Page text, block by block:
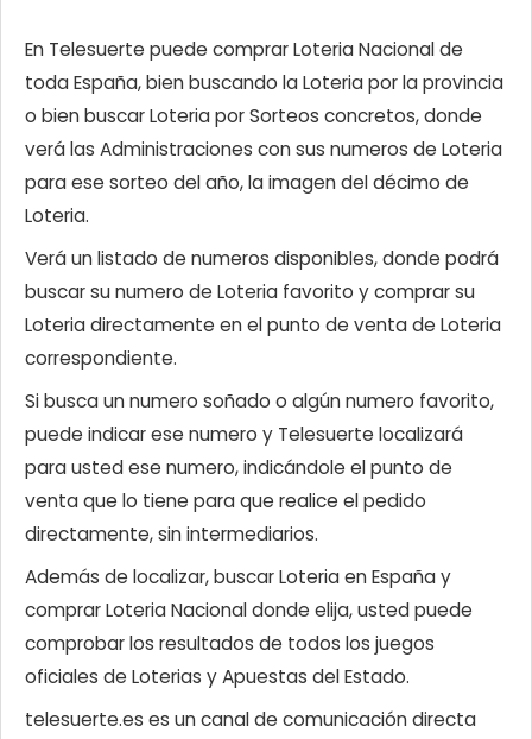
En Telesuerte puede comprar Loteria Nacional de
toda España, bien buscando la Loteria por la provincia
o bien buscar Loteria por Sorteos concretos, donde
verá las Administraciones con sus numeros de Loteria
para ese sorteo del año, la imagen del décimo de
Loteria.
Verá un listado de numeros disponibles, donde podrá
buscar su numero de Loteria favorito y comprar su
Loteria directamente en el punto de venta de Loteria
correspondiente.
Si busca un numero soñado o algún numero favorito,
puede indicar ese numero y Telesuerte localizará
para usted ese numero, indicándole el punto de
venta que lo tiene para que realice el pedido
directamente, sin intermediarios.
Además de localizar, buscar Loteria en España y
comprar Loteria Nacional donde elija, usted puede
comprobar los resultados de todos los juegos
oficiales de Loterias y Apuestas del Estado.
telesuerte.es es un canal de comunicación directa